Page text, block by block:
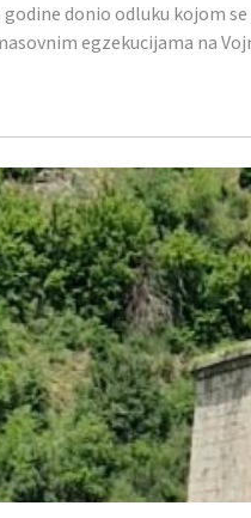
godine donio odluku kojom
egzekucijama na